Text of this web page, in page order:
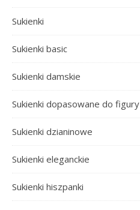
Sukienki
Sukienki basic
Sukienki damskie
Sukienki dopasowane do figury
Sukienki dzianinowe
Sukienki eleganckie
Sukienki hiszpanki